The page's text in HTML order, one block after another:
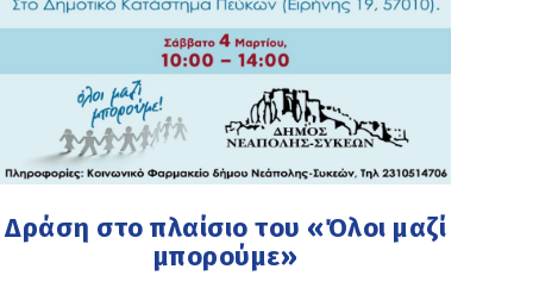
Δράση στο πλαίσιο του «Όλοι μαζί
μπορούμε»